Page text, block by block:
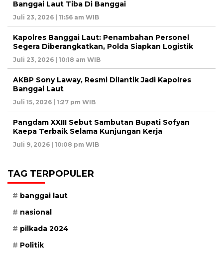
Banggai Laut Tiba Di Banggai
Juli 23, 2026 | 11:56 am WIB
Kapolres Banggai Laut: Penambahan Personel
Segera Diberangkatkan, Polda Siapkan Logistik
Juli 23, 2026 | 10:18 am WIB
AKBP Sony Laway, Resmi Dilantik Jadi Kapolres
Banggai Laut
Juli 15, 2026 | 1:27 pm WIB
Pangdam XXIII Sebut Sambutan Bupati Sofyan
Kaepa Terbaik Selama Kunjungan Kerja
Juli 9, 2026 | 10:08 pm WIB
TAG TERPOPULER
banggai laut
nasional
pilkada 2024
Politik